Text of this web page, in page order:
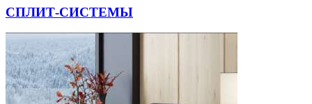
СПЛИТ-СИСТЕМЫ